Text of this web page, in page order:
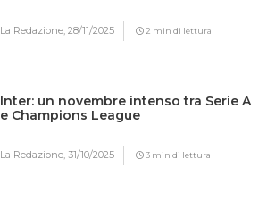
La Redazione,28/11/2025 2 min di lettura
Inter: un novembre intenso tra Serie A
e Champions League
La Redazione,31/10/2025 3 min di lettura